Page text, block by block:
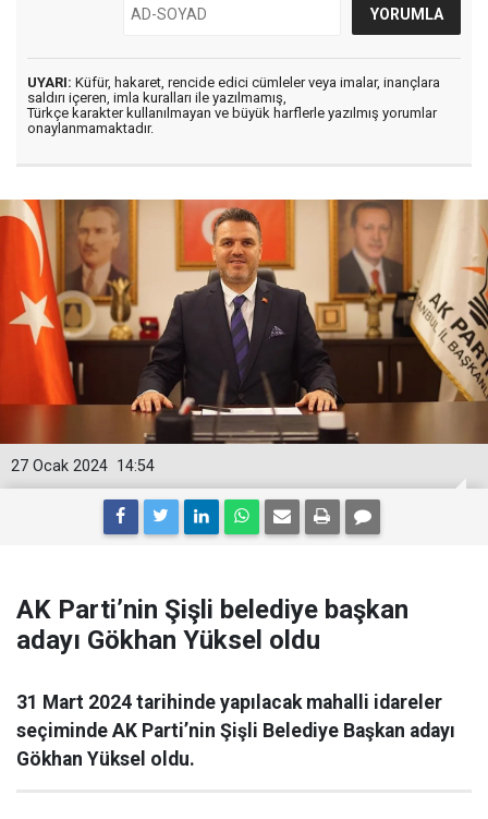
UYARI: Küfür, hakaret, rencide edici cümleler veya imalar, inançlara
saldırı içeren, imla kuralları ile yazılmamış,
Türkçe karakter kullanılmayan ve büyük harflerle yazılmış yorumlar
onaylanmamaktadır.
14:54
27 Ocak 2024
AK Parti’nin Şişli belediye başkan
adayı Gökhan Yüksel oldu
31 Mart 2024 tarihinde yapılacak mahalli idareler
seçiminde AK Parti’nin Şişli Belediye Başkan adayı
Gökhan Yüksel oldu.